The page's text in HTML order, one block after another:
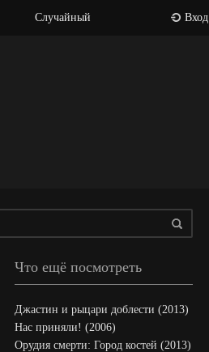
Случайный Вход
Что ещё посмотреть
Джастин и рыцари доблести (2013)
Нас приняли! (2006)
Орудия смерти: Город костей (2013)